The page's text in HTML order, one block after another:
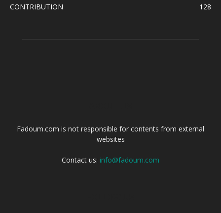
CONTRIBUTION
128
Fadoum.com is not responsible for contents from external
websites
Contact us: info@fadoum.com